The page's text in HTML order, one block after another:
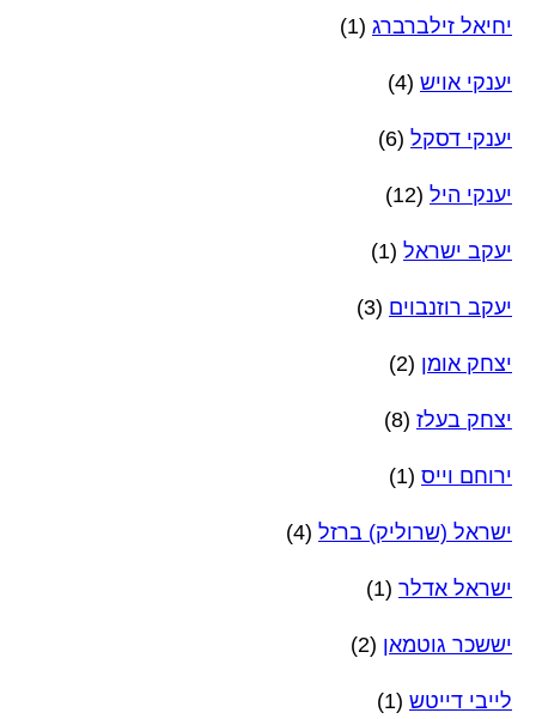
יחיאל זילברברג (1)
יענקי אויש (4)
יענקי דסקל (6)
יענקי היל (12)
יעקב ישראל (1)
יעקב רוזנבוים (3)
יצחק אומן (2)
יצחק בעלז (8)
ירוחם וייס (1)
ישראל (שרוליק) ברזל (4)
ישראל אדלר (1)
יששכר גוטמאן (2)
לייבי דייטש (1)